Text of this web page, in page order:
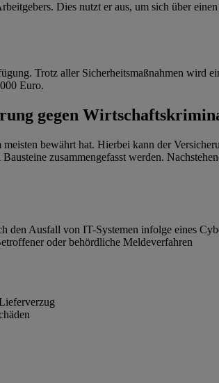
Dies nutzt er aus, um sich über
Trotz aller Sicherheitsmaßnahmen wird
Euro.
gegen
bewährt hat. Hierbei kann der
zusammengefasst werden.
den Ausfall von IT-Systemen infolge eines
oder behördliche Meldeverfahren